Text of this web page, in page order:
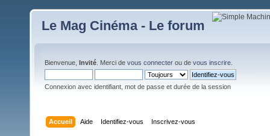
Le Mag Cinéma - Le forum
Bienvenue, Invité . Merci de vous connecter ou de vous inscrire
Connexion avec identifiant, mot de passe et durée de la session
Accueil Aide Identifiez-vous Inscrivez-vous